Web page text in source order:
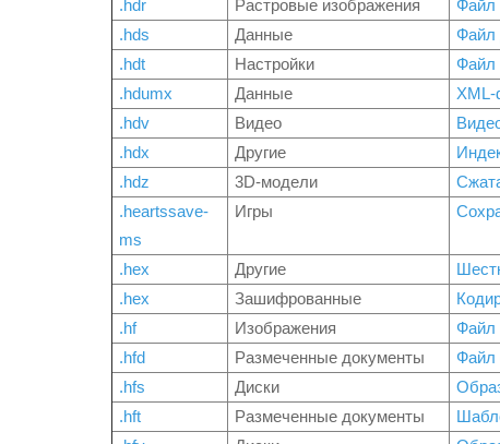
.hdr
Растровые изображения
Файл
.hds
Данные
Файл
.hdt
Настройки
Файл
.hdumx
Данные
XML-
.hdv
Видео
.hdx
Другие
.hdz
3D-модели
.heartssave-
ms
Игры
.hex Другие
.hex
Зашифрованные
.hf
Изображения
Файл
.hfd
Размеченные документы
Файл
.hfs
Диски
.hft
Размеченные документы